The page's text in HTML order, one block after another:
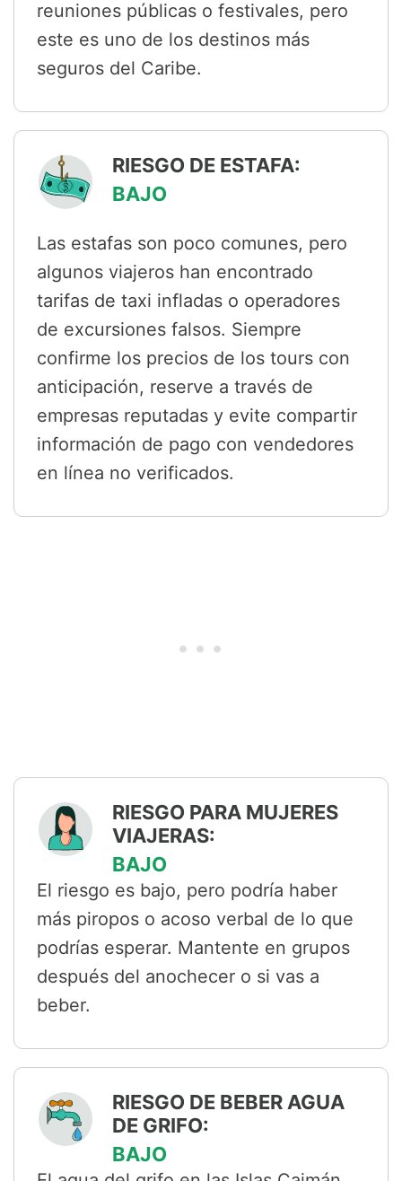
reuniones públicas o festivales, pero
este es uno de los destinos más
seguros del Caribe.
RIESGO DE ESTAFA:
BAJO
Las estafas son poco comunes, pero
algunos viajeros han encontrado
tarifas de taxi infladas o operadores
de excursiones falsos. Siempre
confirme los precios de los tours con
anticipación, reserve a través de
empresas reputadas y evite compartir
información de pago con vendedores
en línea no verificados.
RIESGO PARA MUJERES
VIAJERAS:
BAJO
El riesgo es bajo, pero podría haber
más piropos o acoso verbal de lo que
podrías esperar. Mantente en grupos
después del anochecer o si vas a
beber.
RIESGO DE BEBER AGUA
DE GRIFO:
BAJO